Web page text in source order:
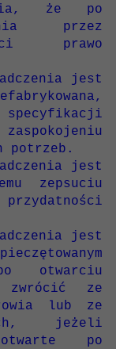
że po
przez
prawo
jest
specyfikacji
potrzeb.
jest
zepsuciu
jest
otwarciu
zwrócić ze
lub ze
jeżeli
po